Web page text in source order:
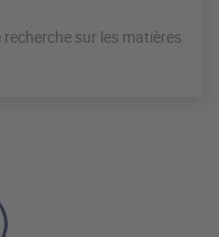
sur les matières